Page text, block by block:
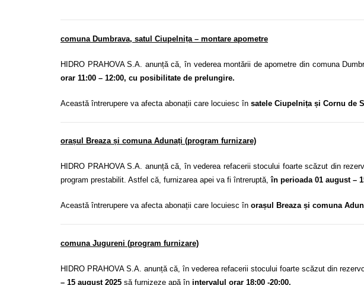
comuna Dumbrava, satul Ciupelnița – montare apometre
HIDRO PRAHOVA S.A. anunță că, în vederea montării de apometre din comuna
orar 11:00 – 12:00, cu posibilitate de prelungire.
Această întrerupere va afecta abonații care locuiesc în satele Ciupelnița și Cornu de
orașul Breaza și comuna Adunați (program furnizare)
HIDRO PRAHOVA S.A. anunță că, în vederea refacerii stocului foarte scăzut din
program prestabilit. Astfel că, furnizarea apei va fi întreruptă,în perioada 01 august –
Această întrerupere va afecta abonații care locuiesc în orașul Breaza și comuna
comuna Jugureni (program furnizare)
HIDRO PRAHOVA S.A. anunță că, în vederea refacerii stocului foarte scăzut din
– 15 august 2025 să furnizeze apă în intervalul orar 18:00 -20:00.